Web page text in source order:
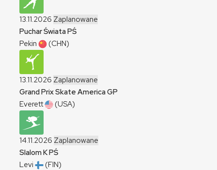
13.11.2026 Zaplanowane
Puchar ŚwiataPŚ
Pekin
(CHN)
13.11.2026 Zaplanowane
Grand Prix Skate AmericaGP
Everett
(USA)
14.11.2026 Zaplanowane
SlalomKPŚ
Levi
(FIN)